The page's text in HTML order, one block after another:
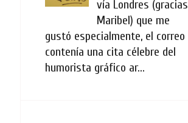
vía Londres (gracias
Maribel) que me
gustó especialmente, el correo
contenía una cita célebre del
humorista gráfico ar...